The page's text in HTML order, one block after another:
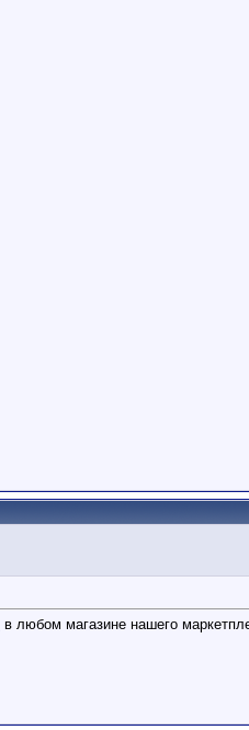
в любом магазине нашего